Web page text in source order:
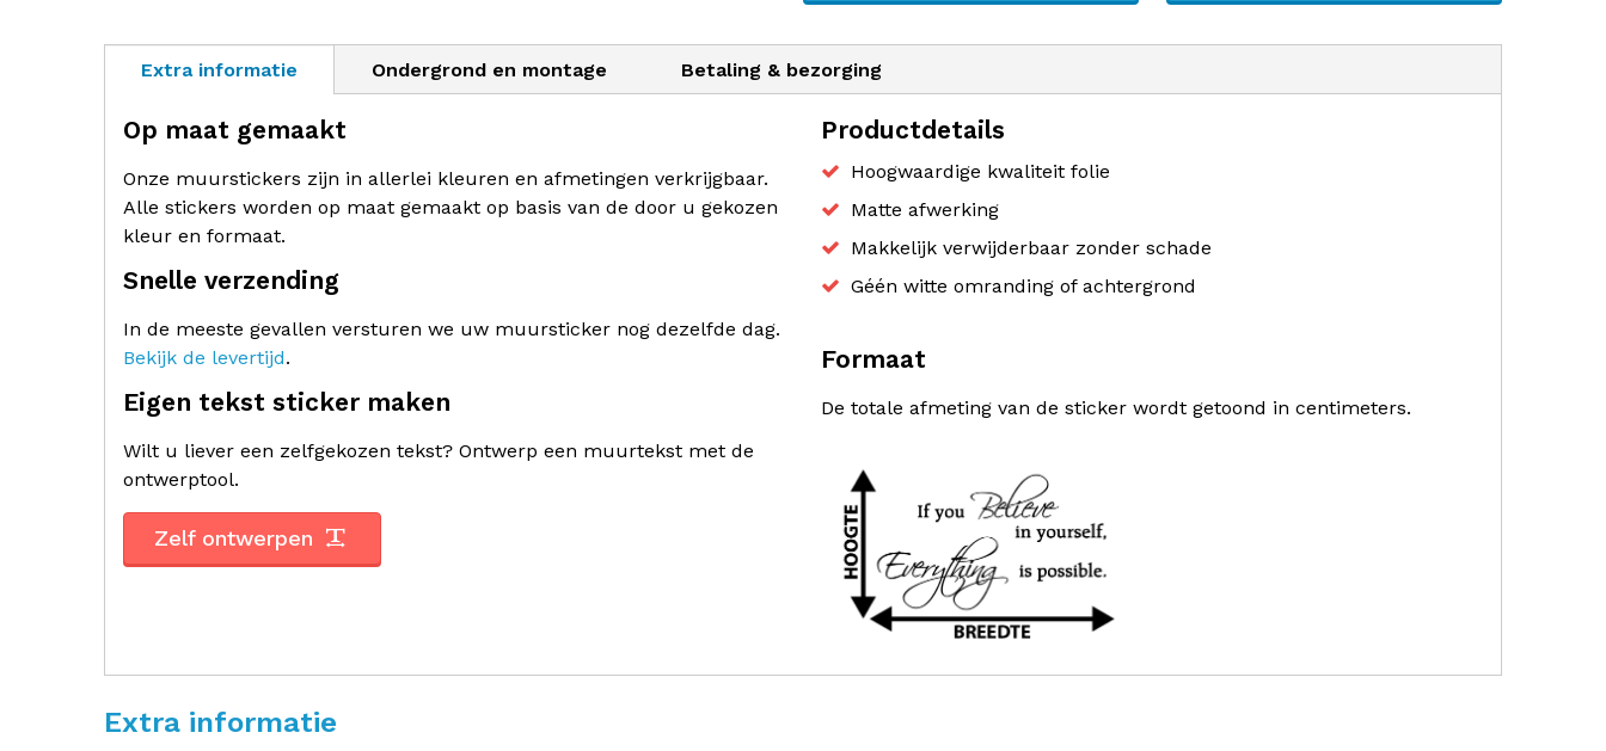
Extra informatie Ondergrond en montage Betaling & bezorging
Op maat gemaakt
Onze muurstickers zijn in allerlei kleuren en afmetingen verkrijgbaar.
Alle stickers worden op maat gemaakt op basis van de door u gekozen
kleur en formaat.
Snelle verzending
In de meeste gevallen versturen we uw muursticker nog dezelfde dag.
Bekijk de levertijd.
Eigen tekst sticker maken
Wilt u liever een zelfgekozen tekst? Ontwerp een muurtekst met de
ontwerptool.
Zelf ontwerpen
Productdetails
Hoogwaardige kwaliteit folie
Matte afwerking
Makkelijk verwijderbaar zonder schade
Géén witte omranding of achtergrond
Formaat
De totale afmeting van de sticker wordt getoond in centimeters.
Extra informatie